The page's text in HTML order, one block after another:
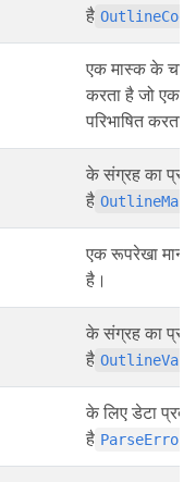
है
एक मास्क के चार
करता है जो एक
परिभाषित करता
के संग्रह का
है OutlineMask
एक रूपरेखा मान
है।
के संग्रह का
है
के लिए डेटा
है